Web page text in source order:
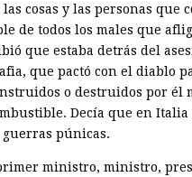
las cosas y las personas que
de todos los males que
que estaba detrás del
que pactó con el diablo
o destruidos por él
Decía que en Italia
guerras púnicas.
ministro, ministro,